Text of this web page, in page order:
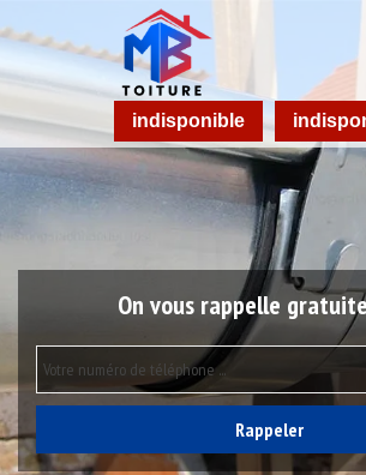
indisponible
On vous rappelle